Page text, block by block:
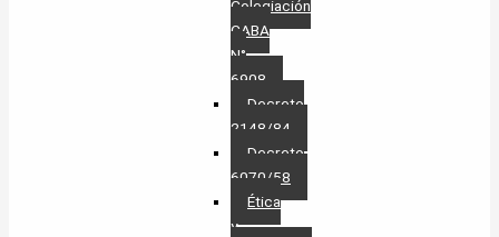
Colegiación
CABA
N°
6908
Decreto
2148/84
Decreto
6070/58
Ética
y